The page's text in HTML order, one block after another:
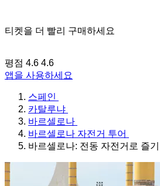
티켓을 더 빨리 구매하세요
평점 4.6 4.6
앱을 사용하세요
스페인
카탈루냐
바르셀로나
바르셀로나 자전거 투어
바르셀로나: 전동 자전거로 즐